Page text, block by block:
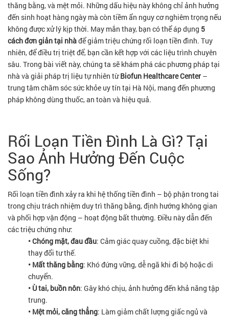
thăng bằng, và mệt mỏi. Những dấu hiệu này không chỉ ảnh hưởng
đến sinh hoạt hàng ngày mà còn tiềm ẩn nguy cơ nghiêm trọng nếu
không được xử lý kịp thời. May mắn thay, bạn có thể áp dụng 5
cách đơn giản tại nhàđể giảm triệu chứng rối loạn tiền đình. Tuy
nhiên, để điều trị triệt để, bạn cần kết hợp với các liệu trình chuyên
sâu. Trong bài viết này, chúng ta sẽ khám phá các phương pháp tại
nhà và giải pháp trị liệu tự nhiên từBiofun Healthcare Center–
trung tâm chăm sóc sức khỏe uy tín tại Hà Nội, mang đến phương
pháp không dùng thuốc, an toàn và hiệu quả.
Rối Loạn Tiền Đình Là Gì? Tại
Sao Ảnh Hưởng Đến Cuộc
Sống?
Rối loạn tiền đình xảy ra khi hệ thống tiền đình – bộ phận trong tai
trong chịu trách nhiệm duy trì thăng bằng, định hướng không gian
và phối hợp vận động – hoạt động bất thường. Điều này dẫn đến
các triệu chứng như:
• Chóng mặt, đau đầu: Cảm giác quay cuồng, đặc biệt khi
thay đổi tư thế.
• Mất thăng bằng: Khó đứng vững, dễ ngã khi đi bộ hoặc di
chuyển.
• Ù tai, buồn nôn: Gây khó chịu, ảnh hưởng đến khả năng tập
trung.
• Mệt mỏi, căng thẳng: Làm giảm chất lượng giấc ngủ và